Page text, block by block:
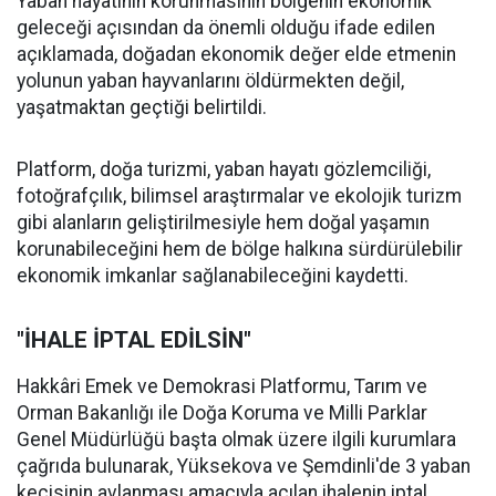
geleceği açısından da önemli olduğu ifade edilen
açıklamada, doğadan ekonomik değer elde etmenin
yolunun yaban hayvanlarını öldürmekten değil,
yaşatmaktan geçtiği belirtildi.
Platform, doğa turizmi, yaban hayatı gözlemciliği,
fotoğrafçılık, bilimsel araştırmalar ve ekolojik turizm
gibi alanların geliştirilmesiyle hem doğal yaşamın
korunabileceğini hem de bölge halkına sürdürülebilir
ekonomik imkanlar sağlanabileceğini kaydetti.
"İHALE İPTAL EDİLSİN"
Hakkâri Emek ve Demokrasi Platformu, Tarım ve
Orman Bakanlığı ile Doğa Koruma ve Milli Parklar
Genel Müdürlüğü başta olmak üzere ilgili kurumlara
çağrıda bulunarak, Yüksekova ve Şemdinli'de 3 yaban